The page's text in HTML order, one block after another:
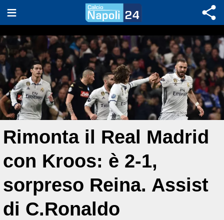
Rimonta il Real Madrid
con Kroos: è 2-1,
sorpreso Reina. Assist
di C.Ronaldo